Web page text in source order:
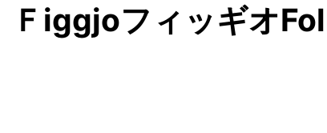
Ｆiggjoフィッギオ